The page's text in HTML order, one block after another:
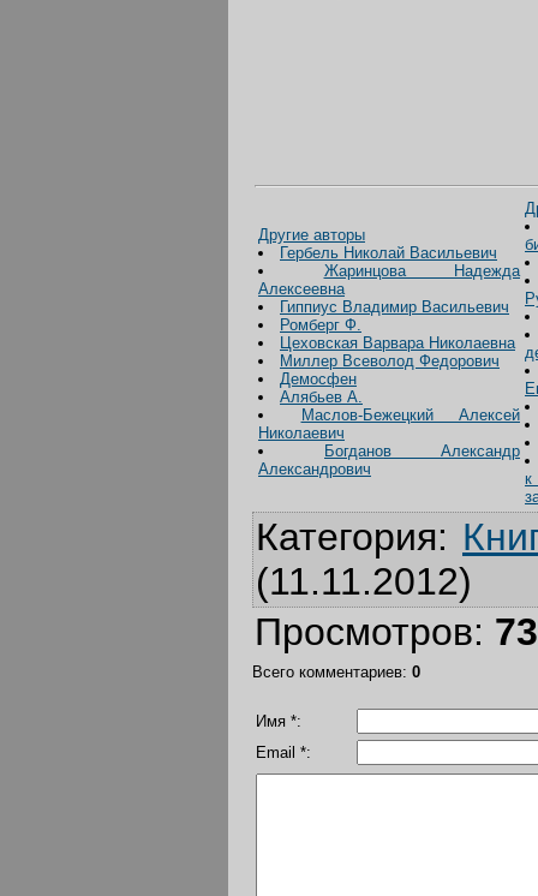
Другие авторы
Гербель Николай Васильевич
Жаринцова Надежда
Алексеевна
Гиппиус Владимир Васильевич
Ромберг Ф.
Цеховская Варвара Николаевна
Миллер Всеволод Федорович
Демосфен
Алябьев А.
Маслов-Бежецкий Алексей
Николаевич
Богданов Александр
Александрович
к
Категория:
(11.11.2012)
Просмотров:
Всего комментариев: 0
Имя *:
Email *: